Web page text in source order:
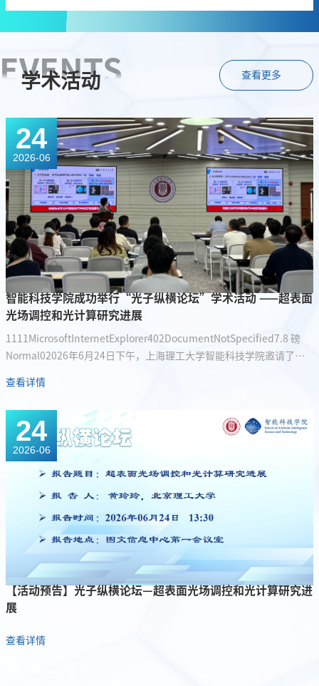
政治表现、身心健康状况等择优确定拟录取名单，名单如下：
学术活动 查看更多
24
2026-06
智能科技学院成功举行“光子纵横论坛”学术活动 ——超表面
光场调控和光计算研究进展
1111MicrosoftInternetExplorer402DocumentNotSpecified7.8 磅
Normal02026年6月24日下午，上海理工大学智能科技学院邀请了北
动。黄玲玲教授以“超表面光场调控和光计算研究进展”为题展开了
告。报告中，黄玲玲教授围绕超表面光场调控与光计算的前沿进展，
系统梳理了超表面在高维光场产生与探测、多维光学...
查看详情
24
2026-06
【活动预告】光子纵横论坛—超表面光场调控和光计算研究进
展
查看详情